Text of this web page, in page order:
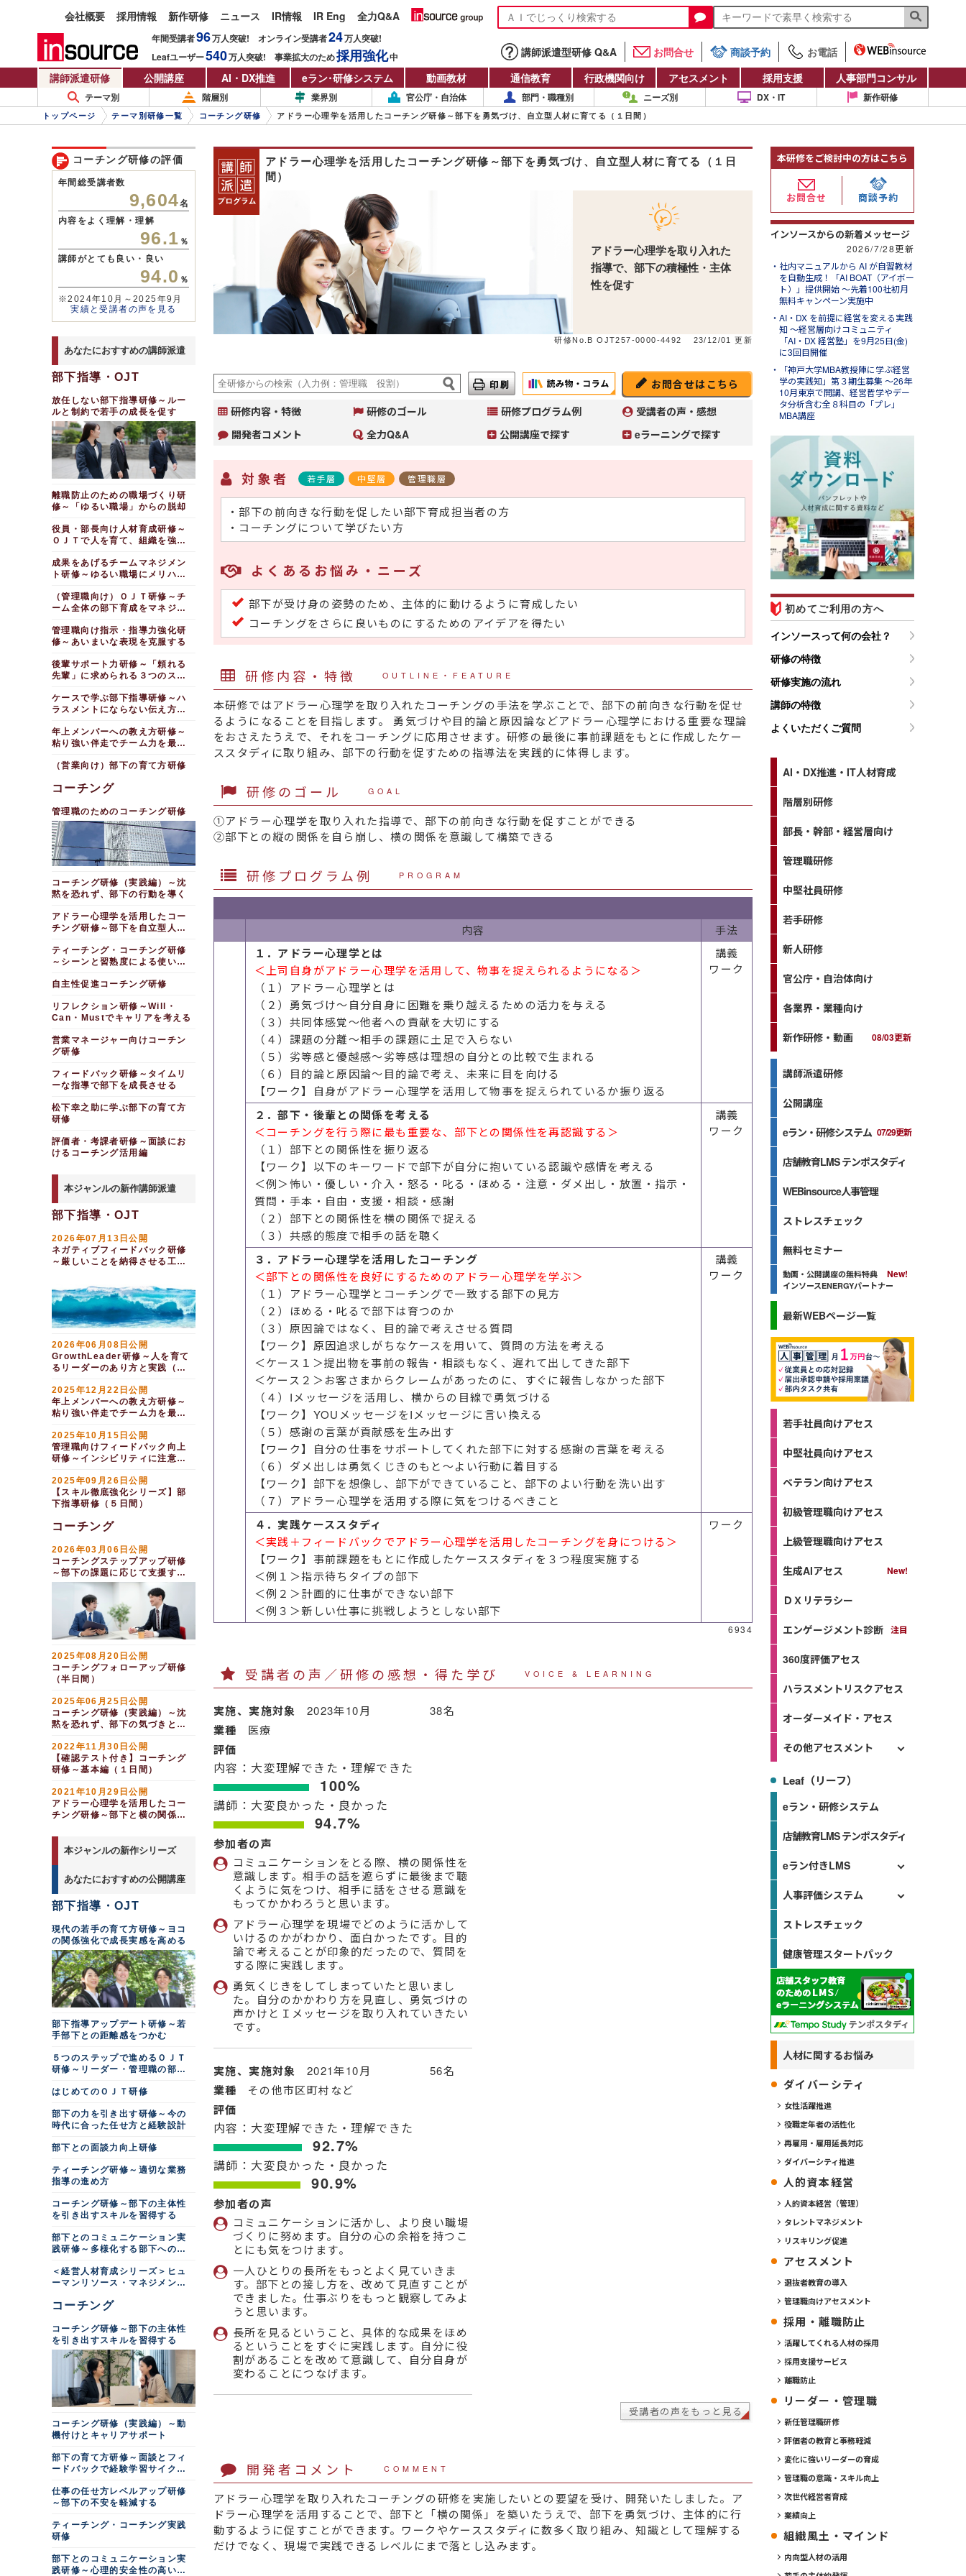
会社概要 採用情報 新作研修 ニュース IR情報 IR Eng 全力Q&A
年間受講者96万人突破! オンライン受講者24万人突破!
Leafユーザー540万人突破! 事業拡大のため採用強化中 講師派遣型研修 Q&A お問合せ 商談予約
お電話
講師派遣研修
公開講座 AI・DX推進 eラン・研修システム 動画教材 通信教育 行政機関向け アセスメント 採用支援 人事部門コンサル
テーマ別 階層別 業界別 官公庁・自治体 部門・職種別 ニーズ別 DX・IT 新作研修
トップページ テーマ別研修一覧 コーチング研修 アドラー心理学を活用したコーチング研修～部下を勇気づけ、自立型人材に育てる（１日間）
アドラー心理学を活用したコーチング研修～部下を勇気づけ、自立型人材に育てる（１日
間）
アドラー心理学を取り入れた
指導で、部下の積極性・主体
性を促す
研修No.B OJT257-0000-4492 23/12/01 更新
お問合せはこちら
研修内容・特徴
研修のゴール 研修プログラム例
受講者の声・感想
開発者コメント
全力Q&A 公開講座で探す eラーニングで探す
対象者 若手層 中堅層 管理職層
・部下の前向きな行動を促したい部下育成担当者の方
・コーチングについて学びたい方
よくあるお悩み・ニーズ
部下が受け身の姿勢のため、主体的に動けるように育成したい
コーチングをさらに良いものにするためのアイデアを得たい
研修内容・特徴 OUTLINE・FEATURE
本研修ではアドラー心理学を取り入れたコーチングの手法を学ぶことで、部下の前向きな行動を促せ
るようになることを目指します。 勇気づけや目的論と原因論などアドラー心理学における重要な理論
をおさえたうえで、それをコーチングに応用させます。研修の最後に事前課題をもとに作成したケー
ススタディに取り組み、部下の行動を促すための指導法を実践的に体得します。
研修のゴール GOAL
①アドラー心理学を取り入れた指導で、部下の前向きな行動を促すことができる
②部下との縦の関係を自ら崩し、横の関係を意識して構築できる
研修プログラム例 PROGRAM
内容 手法
１．アドラー心理学とは
＜上司自身がアドラー心理学を活用して、物事を捉えられるようになる＞
（１）アドラー心理学とは
（２）勇気づけ～自分自身に困難を乗り越えるための活力を与える
（３）共同体感覚～他者への貢献を大切にする
（４）課題の分離～相手の課題に土足で入らない
（５）劣等感と優越感～劣等感は理想の自分との比較で生まれる
（６）目的論と原因論～目的論で考え、未来に目を向ける
【ワーク】自身がアドラー心理学を活用して物事を捉えられているか振り返る
講義
ワーク
２．部下・後輩との関係を考える
＜コーチングを行う際に最も重要な、部下との関係性を再認識する＞
（１）部下との関係性を振り返る
【ワーク】以下のキーワードで部下が自分に抱いている認識や感情を考える
＜例＞怖い・優しい・介入・怒る・叱る・ほめる・注意・ダメ出し・放置・指示・
質問・手本・自由・支援・相談・感謝
（２）部下との関係性を横の関係で捉える
（３）共感的態度で相手の話を聴く
講義
ワーク
３．アドラー心理学を活用したコーチング
＜部下との関係性を良好にするためのアドラー心理学を学ぶ＞
（１）アドラー心理学とコーチングで一致する部下の見方
（２）ほめる・叱るで部下は育つのか
（３）原因論ではなく、目的論で考えさせる質問
【ワーク】原因追求しがちなケースを用いて、質問の方法を考える
＜ケース１＞提出物を事前の報告・相談もなく、遅れて出してきた部下
＜ケース２＞お客さまからクレームがあったのに、すぐに報告しなかった部下
（４）Iメッセージを活用し、横からの目線で勇気づける
【ワーク】YOUメッセージをIメッセージに言い換える
（５）感謝の言葉が貢献感を生み出す
【ワーク】自分の仕事をサポートしてくれた部下に対する感謝の言葉を考える
（６）ダメ出しは勇気くじきのもと～よい行動に着目する
【ワーク】部下を想像し、部下ができていること、部下のよい行動を洗い出す
（７）アドラー心理学を活用する際に気をつけるべきこと
講義
ワーク
４．実践ケーススタディ
＜実践＋フィードバックでアドラー心理学を活用したコーチングを身につける＞
【ワーク】事前課題をもとに作成したケーススタディを３つ程度実施する
＜例１＞指示待ちタイプの部下
＜例２＞計画的に仕事ができない部下
＜例３＞新しい仕事に挑戦しようとしない部下
ワーク
6934
受講者の声／研修の感想・得た学び VOICE & LEARNING
実施、実施対象 2023年10月 38名
業種 医療
評価
内容：大変理解できた・理解できた
100%
講師：大変良かった・良かった
94.7%
参加者の声
コミュニケーションをとる際、横の関係性を
意識します。相手の話を遮らずに最後まで聴
くように気をつけ、相手に話をさせる意識を
もってかかわろうと思います。
アドラー心理学を現場でどのように活かして
いけるのかがわかり、面白かったです。目的
論で考えることが印象的だったので、質問を
する際に実践します。
勇気くじきをしてしまっていたと思いまし
た。自分のかかわり方を見直し、勇気づけの
声かけとＩメッセージを取り入れていきたい
です。
実施、実施対象 2021年10月 56名
業種 その他市区町村など
評価
内容：大変理解できた・理解できた
92.7%
講師：大変良かった・良かった
90.9%
参加者の声
コミュニケーションに活かし、より良い職場
づくりに努めます。自分の心の余裕を持つこ
とにも気をつけます。
一人ひとりの長所をもっとよく見ていきま
す。部下との接し方を、改めて見直すことが
できました。仕事ぶりをもっと観察してみよ
うと思います。
長所を見るということ、具体的な成果をほめ
るということをすぐに実践します。自分に役
割があることを改めて意識して、自分自身が
変わることにつなげます。
受講者の声をもっと見る
開発者コメント COMMENT
アドラー心理学を取り入れたコーチングの研修を実施したいとの要望を受け、開発いたしました。ア
ドラー心理学を活用することで、部下と「横の関係」を築いたうえで、部下を勇気づけ、主体的に行
動するように促すことができます。ワークやケーススタディに数多く取り組み、知識として理解する
だけでなく、現場で実践できるレベルにまで落とし込みます。
コーチング研修の評価
年間総受講者数
9,604名
内容をよく理解・理解
96.1 ％
講師がとても良い・良い
94.0 ％
※2024年10月～2025年9月
実績と受講者の声を見る
あなたにおすすめの講師派遣
部下指導・OJT
放任しない部下指導研修～ルー
ルと制約で若手の成長を促す
離職防止のための職場づくり研
修～「ゆるい職場」からの脱却
役員・部長向け人材育成研修～
ＯＪＴで人を育て、組織を強く
成果をあげるチームマネジメン
ト研修～ゆるい職場にメリハリ
（管理職向け）ＯＪＴ研修～チ
ーム全体の部下育成をマネジメ
管理職向け指示・指導力強化研
修～あいまいな表現を克服する
後輩サポート力研修～「頼れる
先輩」に求められる３つのスキ
ケースで学ぶ部下指導研修～ハ
ラスメントにならない伝え方を
年上メンバーへの教え方研修～
粘り強い伴走でチーム力を最大
（営業向け）部下の育て方研修
コーチング
管理職のためのコーチング研修
コーチング研修（実践編）～沈
黙を恐れず、部下の行動を導く
アドラー心理学を活用したコー
チング研修～部下を自立型人材
ティーチング・コーチング研修
～シーンと習熟度による使い分
自主性促進コーチング研修
リフレクション研修～Will・
Can・Mustでキャリアを考える
営業マネージャー向けコーチン
グ研修
フィードバック研修～タイムリ
ーな指導で部下を成長させる
松下幸之助に学ぶ部下の育て方
研修
評価者・考課者研修～面談にお
けるコーチング活用編
本ジャンルの新作講師派遣
部下指導・OJT
2026年07月13日公開
ネガティブフィードバック研修
～厳しいことを納得させる工夫
2026年06月08日公開
GrowthLeader研修～人を育て
るリーダーのあり方と実践（１
2025年12月22日公開
年上メンバーへの教え方研修～
粘り強い伴走でチーム力を最大
2025年10月15日公開
管理職向けフィードバック向上
研修～インシビリティに注意
間）
2025年09月26日公開
【スキル徹底強化シリーズ】部
下指導研修（５日間）
コーチング
2026年03月06日公開
コーチングステップアップ研修
～部下の課題に応じて支援する
（１日間）
2025年08月20日公開
コーチングフォローアップ研修
（半日間）
2025年06月25日公開
コーチング研修（実践編）～沈
黙を恐れず、部下の気づきと行
2022年11月30日公開
【確認テスト付き】コーチング
研修～基本編（１日間）
2021年10月29日公開
アドラー心理学を活用したコー
チング研修～部下と横の関係を
本ジャンルの新作シリーズ
あなたにおすすめの公開講座
部下指導・OJT
現代の若手の育て方研修～ヨコ
の関係強化で成長実感を高める
部下指導アップデート研修～若
手部下との距離感をつかむ
５つのステップで進めるＯＪＴ
研修～リーダー・管理職の部下
はじめてのＯＪＴ研修
部下の力を引き出す研修～今の
時代に合った任せ方と経験設計
部下との面談力向上研修
ティーチング研修～適切な業務
指導の進め方
コーチング研修～部下の主体性
を引き出すスキルを習得する
部下とのコミュニケーション実
践研修～多様化する部下への関
＜経営人材育成シリーズ＞ヒュ
ーマンリソース・マネジメント
コーチング
コーチング研修～部下の主体性
を引き出すスキルを習得する
コーチング研修（実践編）～動
機付けとキャリアサポート
部下の育て方研修～面談とフィ
ードバックで経験学習サイクル
仕事の任せ方レベルアップ研修
～部下の不安を軽減する
ティーチング・コーチング実践
研修
部下とのコミュニケーション実
践研修～心理的安全性の高い職
本研修をご検討中の方はこちら
お問合せ 商談予約
インソースからの新着メッセージ
2026/7/28更新
社内マニュアルから AI が自習教材
を自動生成！「AI BOAT（アイボー
ト）」提供開始 ～先着100社初月
無料キャンペーン実施中
AI・DX を前提に経営を変える実践
知 ～経営層向けコミュニティ
「AI・DX 経営塾」を9月25日(金)
に3回目開催
「神戸大学MBA教授陣に学ぶ経営
学の実践知」第３期生募集 ～26年
10月東京で開講、経営哲学やデー
タ分析含む全８科目の「プレ」
MBA講座
Aug.07
ＡＩエージェント活用事例４選
初めてご利用の方へ
インソースって何の会社？
研修の特徴
研修実施の流れ
講師の特徴
よくいただくご質問
AI・DX推進・IT人材育成
階層別研修
部長・幹部・経営層向け
管理職研修
中堅社員研修
若手研修
新人研修
官公庁・自治体向け
各業界・業種向け
新作研修・動画 08/03更新
講師派遣研修
公開講座
eラン・研修システム 07/29更新
店舗教育LMS テンポスタディ
WEBinsource人事管理
ストレスチェック
無料セミナー
動画・公開講座の無料特典
インソースENERGYパートナー
最新WEBページ一覧
若手社員向けアセス
中堅社員向けアセス
ベテラン向けアセス
初級管理職向けアセス
上級管理職向けアセス
生成AIアセス
ＤＸリテラシー
エンゲージメント診断
360度評価アセス
ハラスメントリスクアセス
オーダーメイド・アセス
その他アセスメント
Leaf（リーフ）
eラン・研修システム
店舗教育LMS テンポスタディ
eラン付きLMS
人事評価システム
ストレスチェック
健康管理スタートパック
人材に関するお悩み
ダイバーシティ
女性活躍推進
役職定年者の活性化
再雇用・雇用延長対応
ダイバーシティ推進
人的資本経営
人的資本経営（管理）
タレントマネジメント
リスキリング促進
アセスメント
選抜者教育の導入
管理職向けアセスメント
採用・離職防止
活躍してくれる人材の採用
採用支援サービス
離職防止
リーダー・管理職
新任管理職研修
評価者の教育と事務軽減
変化に強いリーダーの育成
管理職の意識・スキル向上
次世代経営者育成
業績向上
組織風土・マインド
内向型人材の活用